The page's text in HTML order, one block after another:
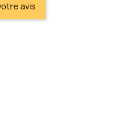
avis